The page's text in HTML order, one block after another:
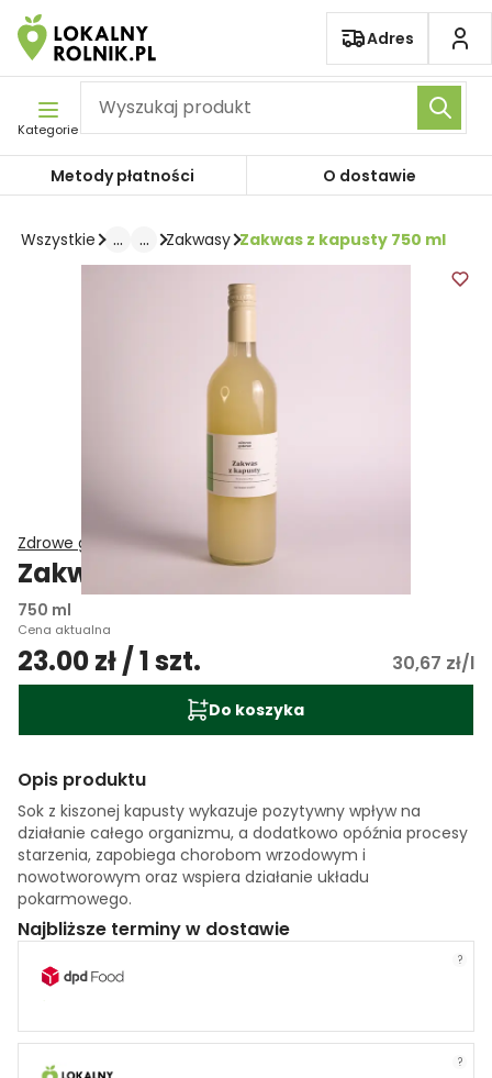
Pomiń nawigację
Adres
Kategorie
Metody płatności O dostawie
Wszystkie ... ... Zakwasy Zakwas z kapusty 750 ml
Zdrowe gotowe
Zakwas z kapusty
750 ml
Cena aktualna
23.00 zł / 1 szt. 30,67 zł/l
Do koszyka
Opis produktu
Sok z kiszonej kapusty wykazuje pozytywny wpływ na
działanie całego organizmu, a dodatkowo opóźnia procesy
starzenia, zapobiega chorobom wrzodowym i
nowotworowym oraz wspiera działanie układu
pokarmowego.
Najbliższe terminy w dostawie
?
?